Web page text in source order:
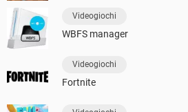
Videogiochi
WBFS manager
Videogiochi
Fortnite